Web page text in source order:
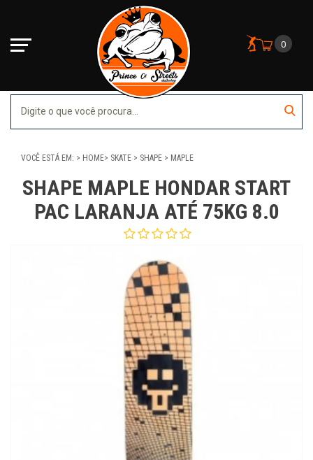
0
VOCÊ ESTÁ EM: HOME SKATE SHAPE MAPLE
SHAPE MAPLE HONDAR START
PAC LARANJA ATÉ 75KG 8.0